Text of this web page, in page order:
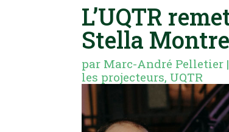
L’UQTR
Stella
par Marc-André Pelletier |
les projecteurs, UQTR